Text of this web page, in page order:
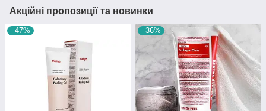
Акційні пропозиції та новинки
–47% –36%